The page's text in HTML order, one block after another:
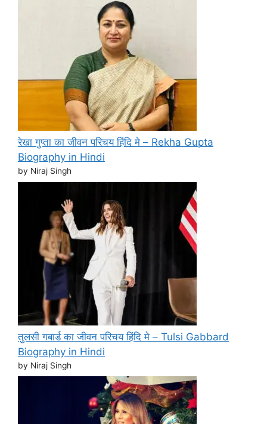
रेखा गुप्ता का जीवन परिचय हिंदि मे – Rekha Gupta
Biography in Hindi
by Niraj Singh
तुलसी गबार्ड का जीवन परिचय हिंदि मे – Tulsi Gabbard
Biography in Hindi
by Niraj Singh